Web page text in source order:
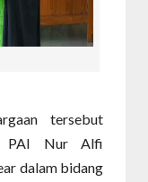
tersebut
PAI Nur Alfi
dalam bidang